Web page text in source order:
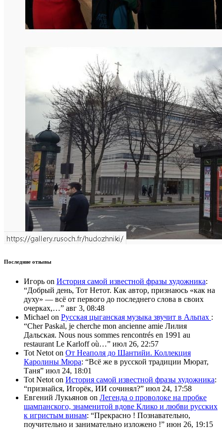
Последние отзывы
Игорь on История самой известной фразы художника:
“Добрый день, Тот Нетот. Как автор, признаюсь «как на
духу» — всё от первого до последнего слова в своих
очерках,…” авг 3, 08:48
Michael on Русская цыганская музыка звучит в Альпах :
“Cher Paskal, je cherche mon ancienne amie Лилия
Дальская. Nous nous sommes rencontrés en 1991 au
restaurant Le Karloff où…” июл 26, 22:57
Tot Netot on От Неаполя до Шантийи. Коллекция
Каролины Мюра: “Всё же в русской традиции Мюрат,
Таня” июл 24, 18:01
Tot Netot on История самой известной фразы художника:
“признайся, Игорёк, ИИ сочинял?” июл 24, 17:58
Евгений Лукьянов on Легенда о проволоке на пробке
шампанского, знаменитой вдове Клико и любви русских
к игристым винам: “Прекрасно ! Познавательно,
поучительно и занимательно изложено !” июн 26, 19:15